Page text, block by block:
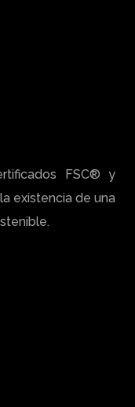
FSC® y
existencia de una